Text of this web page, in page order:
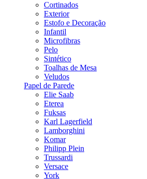
Cortinados
Exterior
Estofo e Decoração
Infantil
Microfibras
Pelo
Sintético
Toalhas de Mesa
Veludos
Papel de Parede
Elie Saab
Eterea
Fuksas
Karl Lagerfield
Lamborghini
Komar
Philipp Plein
Trussardi
Versace
York